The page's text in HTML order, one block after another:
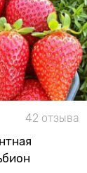
42 отзыва